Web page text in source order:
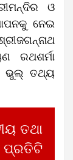
ଓ
ନେଇ
ରଥଶର୍ମା
ଭୁଲ୍ ତଥ୍ୟ
ତଥା
ପ୍ରତିଟି